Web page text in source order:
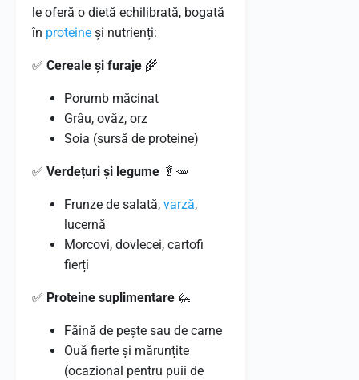
le oferă o dietă echilibrată, bogată
în proteine și nutrienți:
✅ Cereale și furaje 🌾
Porumb măcinat
Grâu, ovăz, orz
Soia (sursă de proteine)
✅ Verdețuri și legume 🥬🥕
Frunze de salată, varză,
lucernă
Morcovi, dovlecei, cartofi
fierți
✅ Proteine suplimentare 🦗
Făină de pește sau de carne
Ouă fierte și mărunțite
(ocazional pentru puii de